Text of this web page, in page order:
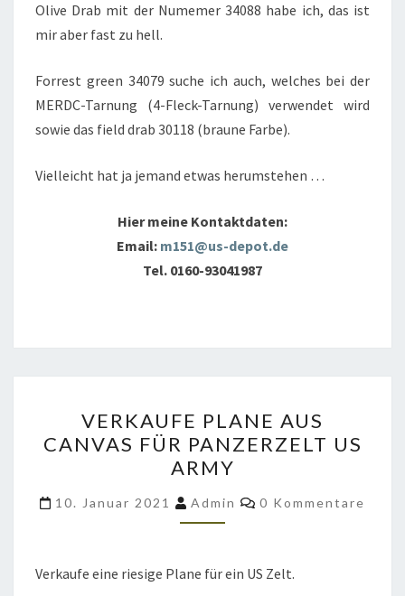
FIELD
FORREST
GREEN
Olive Drab mit der Numemer 34088 habe ich, das ist
mir aber fast zu hell.
Forrest green 34079 suche ich auch, welches bei der
MERDC-Tarnung (4-Fleck-Tarnung) verwendet wird
sowie das field drab 30118 (braune Farbe).
Vielleicht hat ja jemand etwas herumstehen …
Hier meine Kontaktdaten:
Email: m151@us-depot.de
Tel. 0160-93041987
PLANE
AUS
CANVAS
FÜR
PANZERZELT
ARMY
VERKAUFE PLANE AUS
CANVAS FÜR PANZERZELT US
ARMY
10. Januar 2021 Admin Kommentare
0 Kommentare
Verkaufe eine riesige Plane für ein US Zelt.